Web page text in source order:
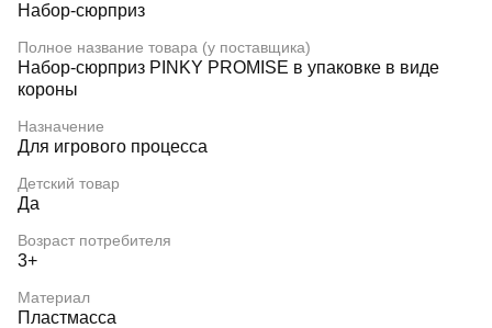
Набор-сюрприз
Полное название товара (у поставщика)
Набор-сюрприз PINKY PROMISE в упаковке в виде
короны
Назначение
Для игрового процесса
Детский товар
Да
Возраст потребителя
3+
Материал
Пластмасса